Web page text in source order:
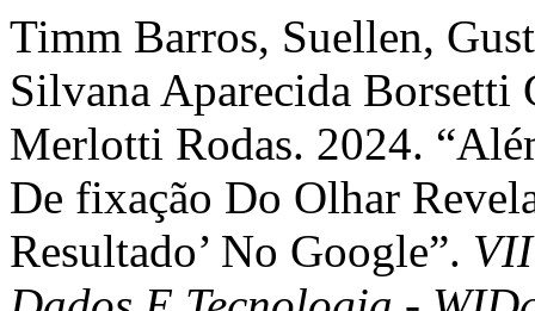
Timm Barros, Suellen,
Silvana Aparecida
Merlotti Rodas. 2024.
De fixação Do Olhar
Resultado’ No Google”.